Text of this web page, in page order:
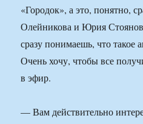
«Городок», а это, понятно,
Олейникова и Юрия
сразу понимаешь, что такое
Очень хочу, чтобы все
в эфир.
— Вам действительно